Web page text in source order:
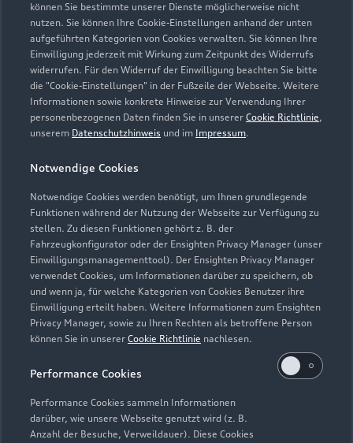
können Sie bestimmte unserer Dienste möglicherweise nicht
nutzen. Sie können Ihre Cookie-Einstellungen anhand der unten
aufgeführten Kategorien von Cookies verwalten. Sie können Ihre
Einwilligung jederzeit mit Wirkung zum Zeitpunkt des Widerrufs
widerrufen. Für den Widerruf der Einwilligung beachten Sie bitte
die "Cookie-Einstellungen" in der Fußzeile der Webseite. Weitere
Informationen sowie konkrete Hinweise zur Verwendung Ihrer
personenbezogenen Daten finden Sie in unserer Cookie Richtlinie,
unserem Datenschutzhinweis und im Impressum.
Notwendige Cookies
Notwendige Cookies werden benötigt, um Ihnen grundlegende
Funktionen während der Nutzung der Webseite zur Verfügung zu
stellen. Zu diesen Funktionen gehört z. B. der
Fahrzeugkonfigurator oder der Ensighten Privacy Manager (unser
Einwilligungsmanagementtool). Der Ensighten Privacy Manager
verwendet Cookies, um Informationen darüber zu speichern, ob
und wenn ja, für welche Kategorien von Cookies Benutzer ihre
Einwilligung erteilt haben. Weitere Informationen zum Ensighten
Privacy Manager, sowie zu Ihren Rechten als betroffene Person
können Sie in unserer Cookie Richtlinie nachlesen.
Performance Cookies
Performance Cookies sammeln Informationen
darüber, wie unsere Webseite genutzt wird (z. B.
Anzahl der Besuche, Verweildauer). Diese Cookies
Übernahme der Kosten bis zu 35 Euro für Ersatzmobilität (z.B.
Mietwagen). Der Partner entscheidet über die Art der
Ersatzmobilität. Die Ersatzmobilität gilt nur in
Zusammenhang mit Leistungen, die durch die Dienstleistung
abgedeckt werden. Sie wird für einen Tag je Wartung oder
Inspektion gewährt.
Dieses Angebot ergänzt die in den Fahrzeugen enthaltene Audi
Dienstleistung Inspektion und Verschleiß der Audi Leasing,
Zweigniederlassung der Volkswagen Leasing GmbH,
Braunschweig. Nur für Audi Werksdienstwagen und Audi
Mietfahrzeuge mit einer Audi Anschlussgarantie bis zu einem
Fahrzeugalter von 24 Monaten und 30.000 km
Gesamtfahrleistung (Stichtag: Datum der Ummeldung auf den
neuen Gebrauchtwagenkunden). Für private und gewerbliche
Einzelabnehmer sowie ausge wählte Sonderabnehmer.
Junge Gebrauchtwagen sind ehemalige Audi Mietfahrzeuge
(AMF) oder Audi Werksdienstwagen (WDW) der AUDI AG mit
einem Fahrzeugalter von max. 24 Monaten nach
werden. Ausgenommen hiervon sind händlereigene
Mietfahrzeuge der Marke Audi, die in der Erstverwendung über